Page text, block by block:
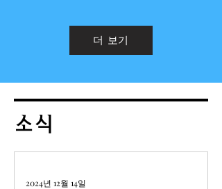
더 보기
소식
2024년 12월 14일